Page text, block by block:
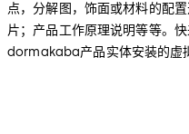
点，分解图，饰面或材料的配
片；产品工作原理说明等等。
dormakaba产品实体安装的虚